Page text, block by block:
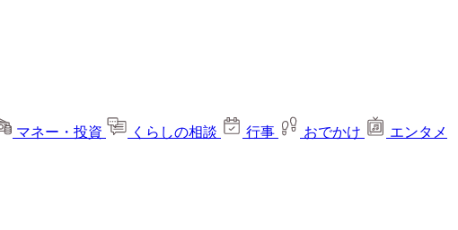
マネー・投資 くらしの相談 行事 おでかけ
エンタメ